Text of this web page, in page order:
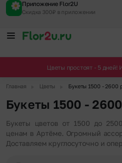
Приложение Flor2U
Скидка 300₽ в приложении
Цветы простоят - 5 дней!
Главная Цветы Букеты 1500 - 2600
Букеты 1500 -
Букеты цветов от 1500 до
ценам в Артёме. Огромный
Доставляем круглосуточно и